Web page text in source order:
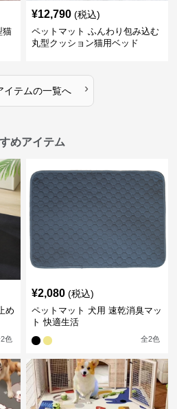
猫
¥12,790 (税込)
ペットマット ふんわり包み込む
丸型クッション猫用ベッド
イテムの一覧へ ›
めアイテム
め
2色
¥2,080 (税込)
ペットマット 犬用 速乾消臭マッ
ト 快適生活
全2色